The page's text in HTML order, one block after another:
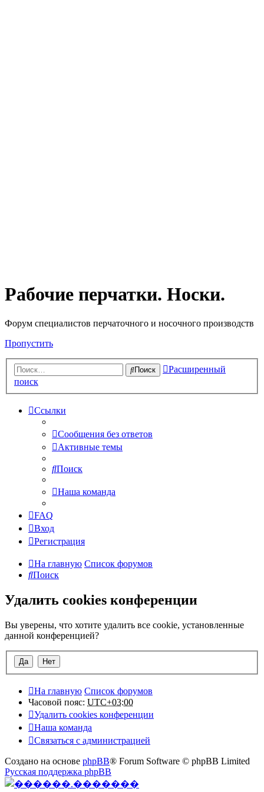
Рабочие перчатки. Носки.
Форум специалистов перчаточного и носочного производств
Пропустить
Поиск
Расширенный
поиск
Ссылки
Сообщения без ответов
Активные темы
Поиск
Наша команда
FAQ
Вход
Регистрация
На главную Список форумов
Поиск
Удалить cookies конференции
Вы уверены, что хотите удалить все cookie, установленные
данной конференцией?
На главную Список форумов
Часовой пояс: UTC+03:00
Удалить cookies конференции
Наша команда
Связаться с администрацией
Создано на основе phpBB® Forum Software © phpBB Limited
Русская поддержка phpBB